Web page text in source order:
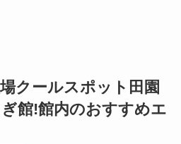
クールスポット田園
館!館内のおすすめエ